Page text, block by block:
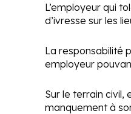
L’employeur qui
d’ivresse sur les
La responsabilité
employeur
Sur le terrain civil,
manquement à